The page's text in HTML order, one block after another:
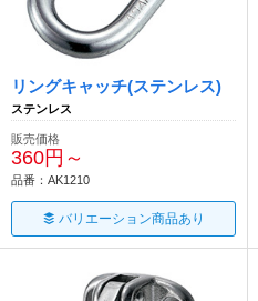
リングキャッチ(ステンレス)
ステンレス
販売価格
360円～
品番：AK1210
バリエーション商品あり